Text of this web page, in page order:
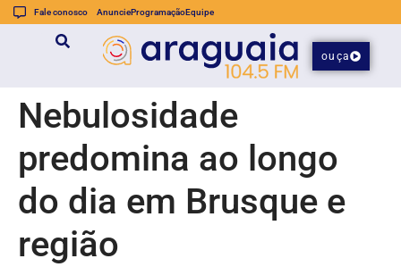
Fale conosco AnuncieProgramaçãoEquipe
ouça
Nebulosidade
predomina ao longo
do dia em Brusque e
região